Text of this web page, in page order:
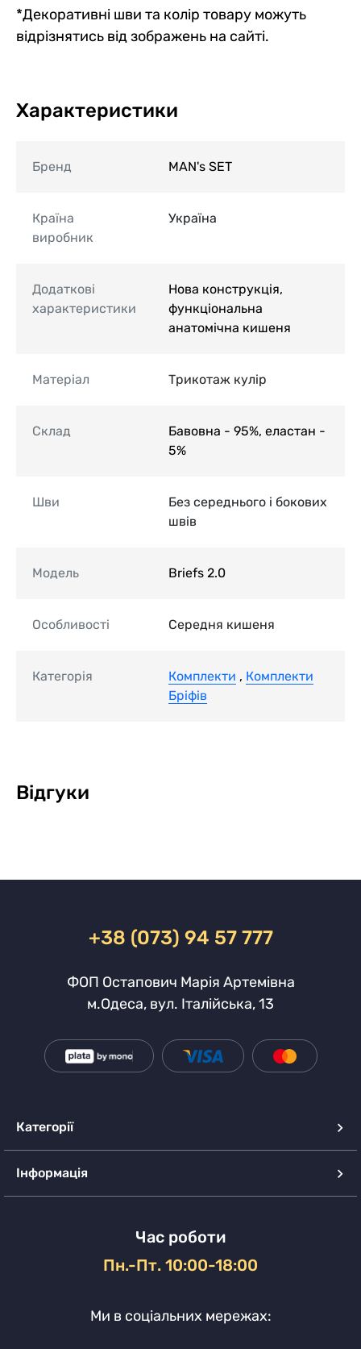
*Декоративні шви та колір товару можуть
відрізнятись від зображень на сайті.
Характеристики
Бренд MAN's SET
Країна
виробник
Україна
Додаткові
характеристики
Нова конструкція,
функціональна
анатомічна кишеня
Матеріал Трикотаж кулір
Склад
Бавовна - 95%, еластан -
5%
Шви
Без середнього і бокових
швів
Модель Briefs 2.0
Особливості Середня кишеня
Категорія Комплекти , Комплекти
Бріфів
Відгуки
+38 (073) 94 57 777
ФОП Остапович Марія Артемівна
м.Одеса, вул. Італійська, 13
Категорії
Інформація
Час роботи
Пн.-Пт. 10:00-18:00
Ми в соціальних мережах: